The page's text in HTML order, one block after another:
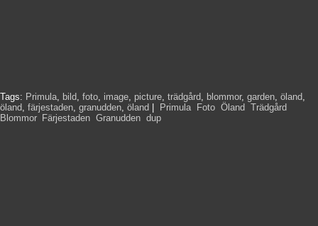
Tags: Primula, bild, foto, image, picture, trädgård, blommor, garden, öland,
öland, färjestaden, granudden, öland Primula, Foto Öland Trädgård
Blommor, Färjestaden Granudden dup